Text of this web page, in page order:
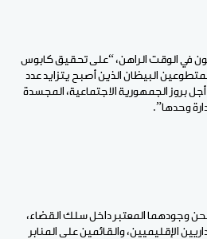
في الوقت الراهن، “على تحقيق كابوس
البيظان الذين أصبح يتزايد عدد
بروز الجمهورية الاجتماعية، المجسدة
وحدها”.
وجودهما المعتبر داخل سلك القضاء،
الإقليميين، والقائمين على المنابر